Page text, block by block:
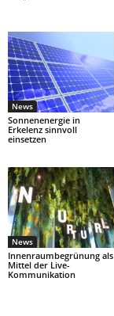
News
Sonnenenergie in
Erkelenz sinnvoll
einsetzen
News
Innenraumbegrünung als
Mittel der Live-
Kommunikation